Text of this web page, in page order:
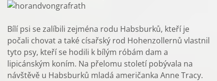
Bílí psi se zalíbili zejména rodu Habsburků, kteří je
počali chovat a také císařský rod Hohenzollernů vlastnil
tyto psy, kteří se hodili k bílým róbám dam a
lipicánským koním. Na přelomu století pobývala na
návštěvě u Habsburků mladá američanka Anne Tracy.